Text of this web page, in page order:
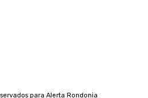
para Alerta Rondonia